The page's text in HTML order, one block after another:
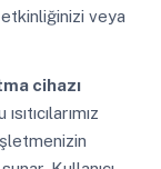
veya
cihazı